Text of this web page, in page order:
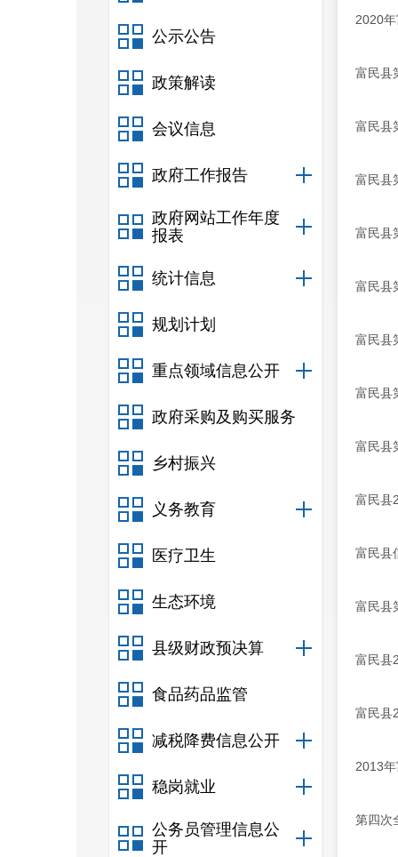
公示公告
政策解读
会议信息
政府工作报告
政府网站工作年度
报表
统计信息
规划计划
重点领域信息公开
政府采购及购买服务
乡村振兴
义务教育
医疗卫生
生态环境
县级财政预决算
食品药品监管
减税降费信息公开
稳岗就业
公务员管理信息公
开
2020
富民县
富民县
富民县
富民县
富民县
富民县
富民县
富民县
富民县
富民县
富民县
富民县
富民县
2013
第四次